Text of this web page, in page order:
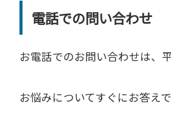
電話での問い合わせ
お電話でのお問い合わせは、
お悩みについてすぐにお答え